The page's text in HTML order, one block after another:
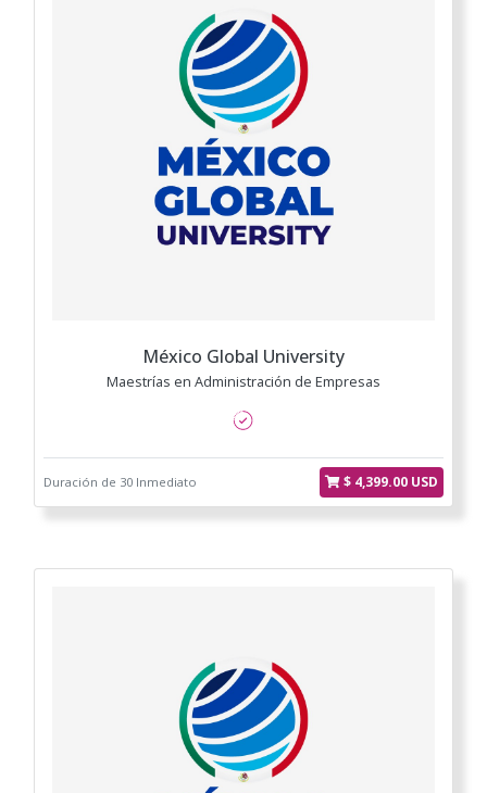
México Global University
Maestrías en Administración de Empresas
Duración de 30 Inmediato $ 4,399.00 USD